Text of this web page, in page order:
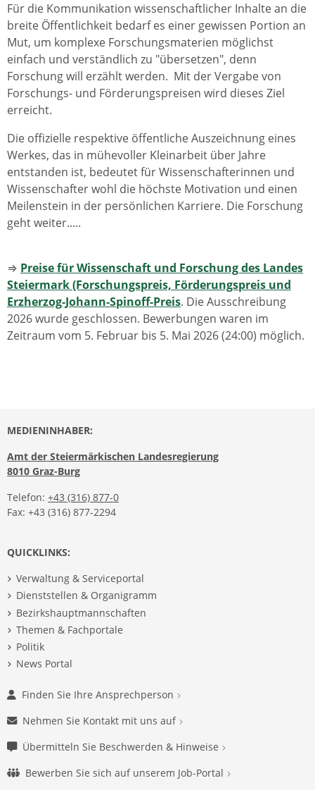
Für die Kommunikation wissenschaftlicher Inhalte an die
breite Öffentlichkeit bedarf es einer gewissen Portion an
Mut, um komplexe Forschungsmaterien möglichst
einfach und verständlich zu "übersetzen", denn
Forschung will erzählt werden. Mit der Vergabe von
Forschungs- und Förderungspreisen wird dieses Ziel
erreicht.
Die offizielle respektive öffentliche Auszeichnung eines
Werkes, das in mühevoller Kleinarbeit über Jahre
entstanden ist, bedeutet für Wissenschafterinnen und
Wissenschafter wohl die höchste Motivation und einen
Meilenstein in der persönlichen Karriere. Die Forschung
geht weiter.....
⇒ Preise für Wissenschaft und Forschung des Landes
Steiermark (Forschungspreis, Förderungspreis und
Erzherzog-Johann-Spinoff-Preis. Die Ausschreibung
2026 wurde geschlossen. Bewerbungen waren im
Zeitraum vom 5. Februar bis 5. Mai 2026 (24:00) möglich.
MEDIENINHABER:
Amt der Steiermärkischen Landesregierung
8010 Graz-Burg
Telefon: +43 (316) 877-0
Fax: +43 (316) 877-2294
QUICKLINKS:
Verwaltung & Serviceportal
Dienststellen & Organigramm
Bezirkshauptmannschaften
Themen & Fachportale
Politik
News Portal
Finden Sie Ihre Ansprechperson
Nehmen Sie Kontakt mit uns auf
Übermitteln Sie Beschwerden & Hinweise
Bewerben Sie sich auf unserem Job-Portal